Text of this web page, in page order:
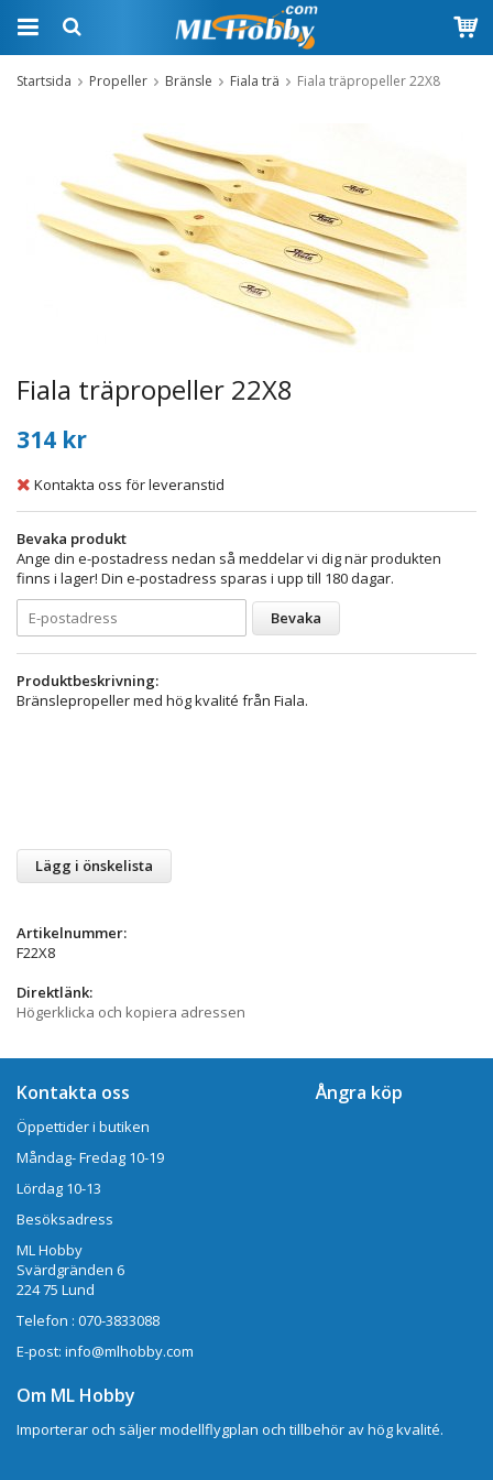
Startsida Propeller Bränsle Fiala trä Fiala träpropeller 22X8
Fiala träpropeller 22X8
314 kr
Kontakta oss för leveranstid
Bevaka produkt
Ange din e-postadress nedan så meddelar vi dig när produkten
finns i lager! Din e-postadress sparas i upp till 180 dagar.
Bevaka
Produktbeskrivning:
Bränslepropeller med hög kvalité från Fiala.
Lägg i önskelista
Artikelnummer:
F22X8
Direktlänk:
Högerklicka och kopiera adressen
Kontakta oss
Öppettider i butiken
Måndag- Fredag 10-19
Lördag 10-13
Besöksadress
ML Hobby
Svärdgränden 6
224 75 Lund
Telefon : 070-3833088
E-post: info@mlhobby.com
Ångra köp
Om ML Hobby
Importerar och säljer modellflygplan och tillbehör av hög kvalité.